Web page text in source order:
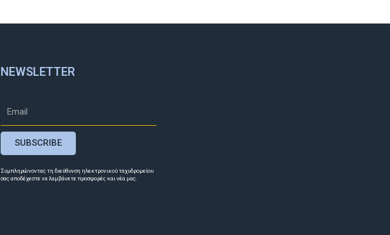
NEWSLETTER
SUBSCRIBE
Συμπληρώνοντας τη διεύθυνση ηλεκτρονικού ταχυδρομείου
σας αποδέχεστε να λαμβάνετε προσφορές και νέα μας.